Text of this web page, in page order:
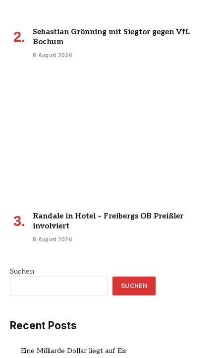
Sebastian Grönning mit Siegtor gegen VfL
Bochum
8 August 2026
Randale in Hotel – Freibergs OB Preißler
involviert
8 August 2026
Suchen
SUCHEN
Recent Posts
Eine Milliarde Dollar liegt auf Eis